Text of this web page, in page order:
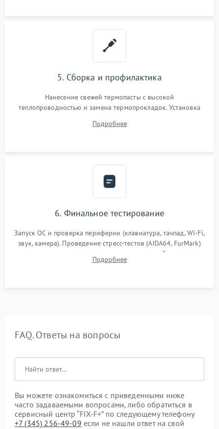
5. Сборка и профилактика
Нанесение свежей термопасты с высокой
теплопроводностью и замена термопрокладок. Установка
шлейфов, модулей памяти и накопителей. Предварительная
Подробнее
6. Финальное тестирование
Запуск ОС и проверка периферии (клавиатура, тачпад, Wi-Fi,
звук, камера). Проведение стресс-тестов (AIDA64, FurMark)
для контроля температурного режима и стабильности
системы под пиковой нагрузкой.
Подробнее
FAQ. Ответы на вопросы
Вы можете ознакомиться с приведенными ниже
часто задаваемыми вопросами, либо обратиться в
сервисный центр “FIX-F+” по следующему телефону
+7 (345) 256-49-09 если не нашли ответ на свой